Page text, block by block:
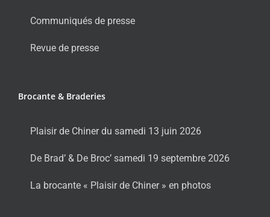
Communiqués de presse
Revue de presse
Brocante & Braderies
Plaisir de Chiner du samedi 13 juin 2026
De Brad’ & De Broc’ samedi 19 septembre 2026
La brocante « Plaisir de Chiner » en photos